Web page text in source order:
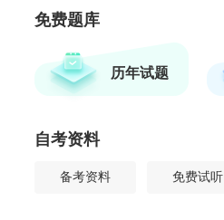
免费题库
历年试题
自考资料
备考资料 免费试听